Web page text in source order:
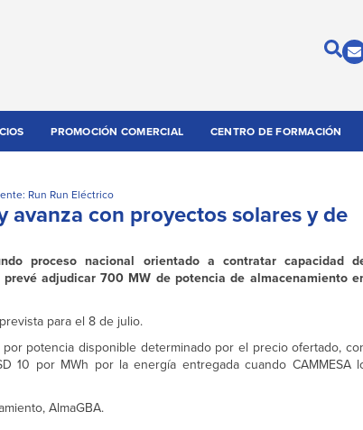
PROMOCIÓN COMERCIAL CENTRO DE FORMACIÓN
Run Run Eléctrico
avanza con proyectos solares y de
proceso nacional orientado a contratar capacidad
adjudicar 700 MW de potencia de almacenamiento
para el 8 de julio.
potencia disponible determinado por el precio ofertado,
10 por MWh por la energía entregada cuando CAMMESA
AlmaGBA.